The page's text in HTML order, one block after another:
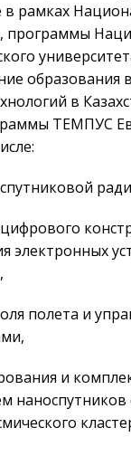
в рамках
программы
образования
в
ТЕМПУС
электронных
полета и
и
наноспутников